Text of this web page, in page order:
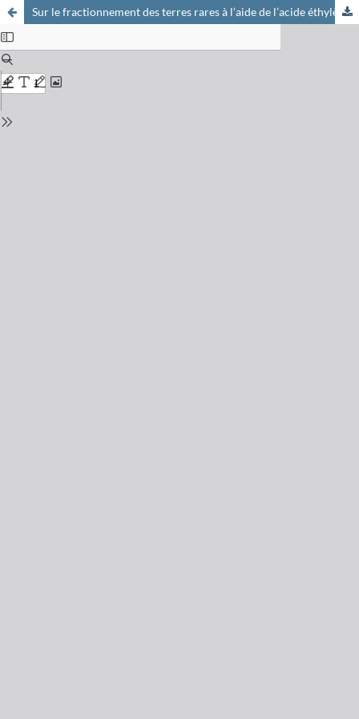
Sur le fractionnement des terres rares à l’aide de l’acide éthylènediamine-tétraacétique